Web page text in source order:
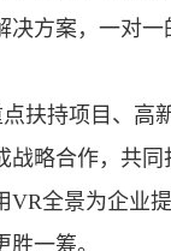
方案，一对
持项目、高新
略合作，共
VR全景为企业
一筹。